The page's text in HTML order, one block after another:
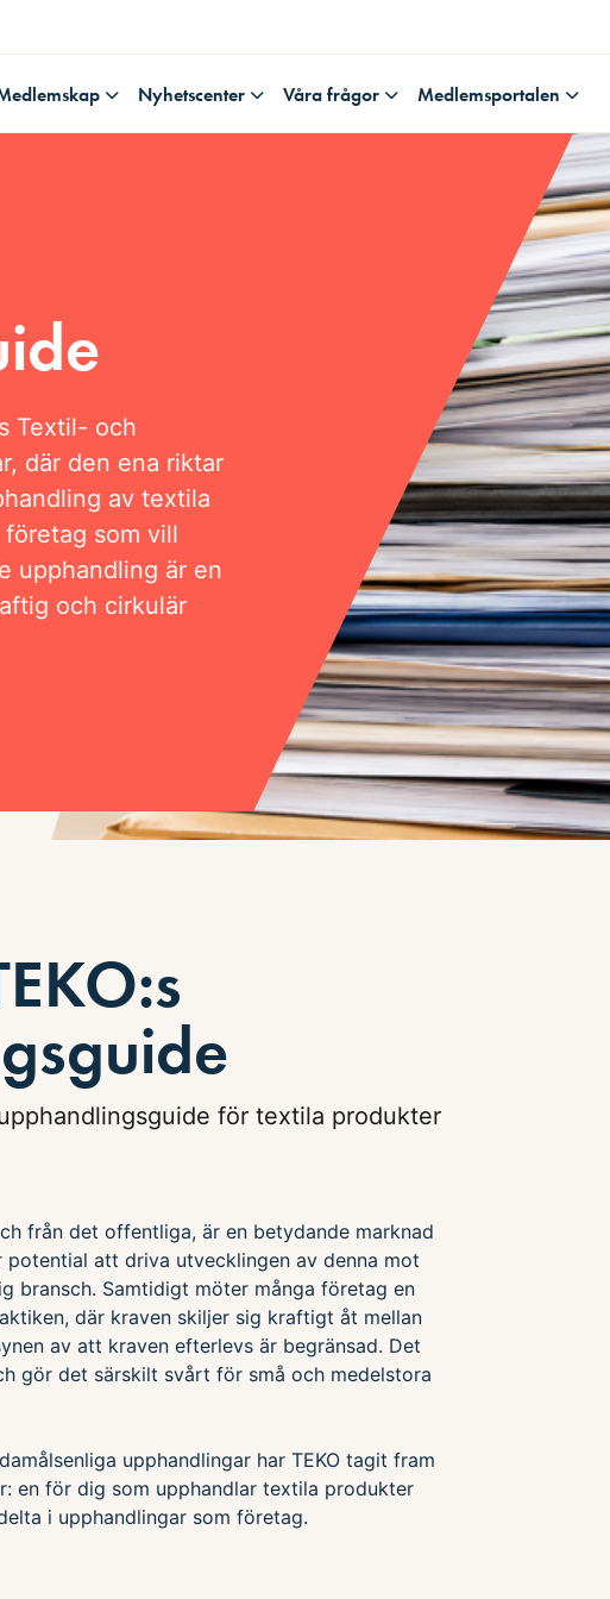
Nyhetscenter Våra frågor Medlemsportalen
Textil- och
där den ena riktar
av textila
som vill
upphandling är en
och cirkulär
för textila produkter
från det offentliga, är en betydande marknad
att driva utvecklingen av denna mot
bransch. Samtidigt möter många företag en
där kraven skiljer sig kraftigt åt mellan
av att kraven efterlevs är begränsad. Det
gör det särskilt svårt för små och medelstora
upphandlingar har TEKO tagit fram
en för dig som upphandlar textila produkter
i upphandlingar som företag.